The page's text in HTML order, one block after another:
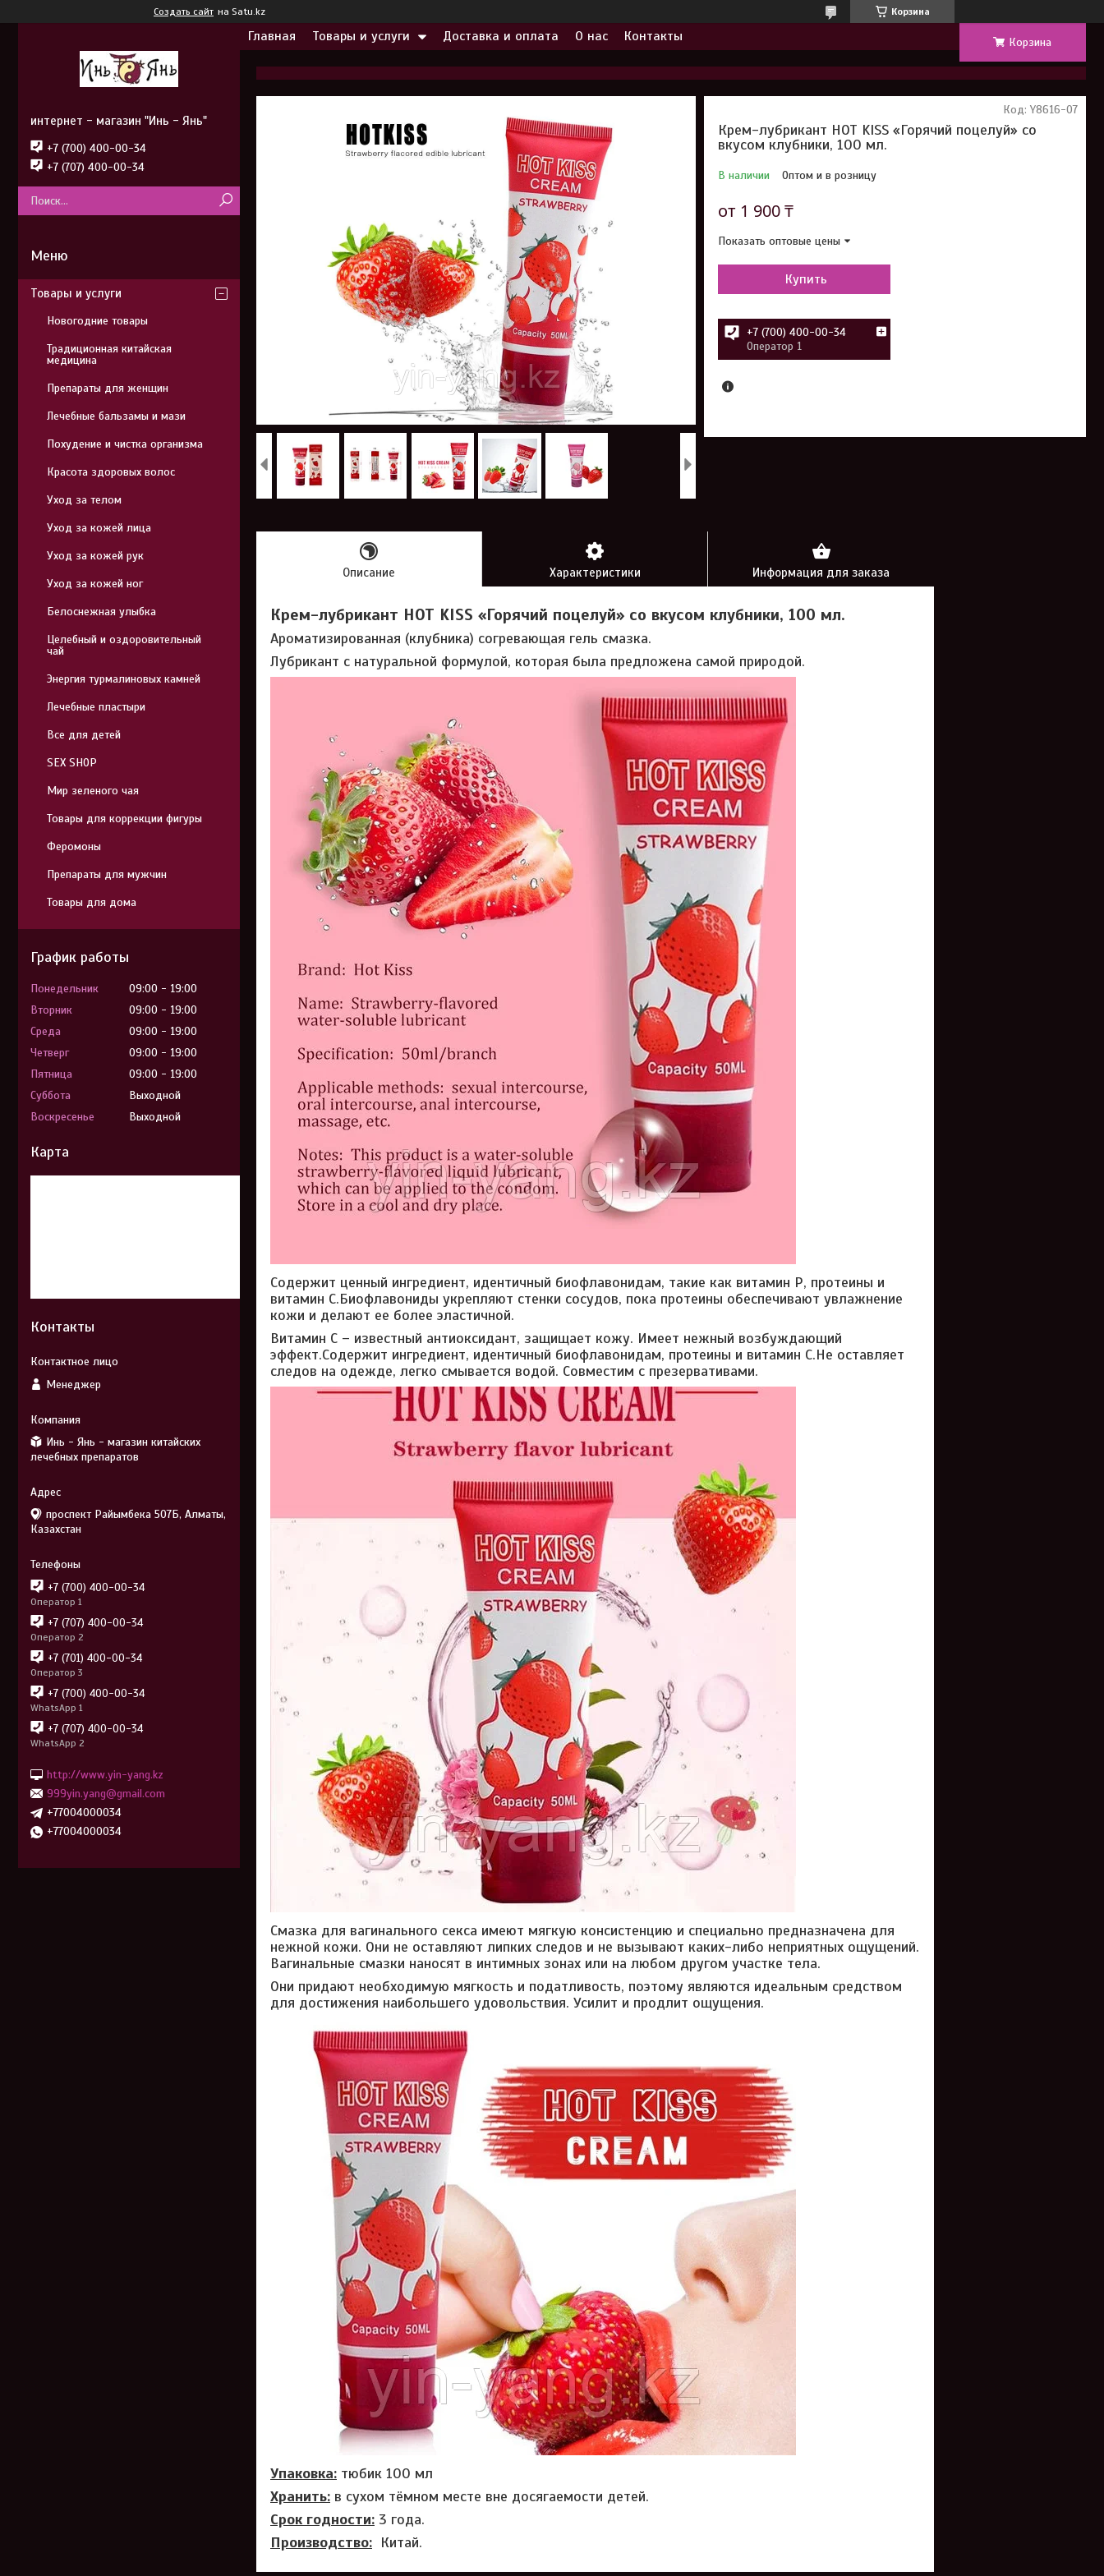
Создать сайт на Satu.kz Корзина
Главная Товары и услуги Доставка и оплата О нас Контакты Корзина
Крем-лубрикант HOT KISS «Горячий поцелуй» со
вкусом клубники, 100 мл.
В наличии Оптом и в розницу
Код: Y8616-07
от 1 900 ₸
Показать оптовые цены
Купить
+7 (700) 400-00-34
Оператор 1
Описание Характеристики Информация для заказа
Крем-лубрикант HOT KISS «Горячий поцелуй» со вкусом клубники, 100 мл.
Ароматизированная (клубника) согревающая гель смазка.
Лубрикант с натуральной формулой, которая была предложена самой природой.
Содержит ценный ингредиент, идентичный биофлавонидам, такие как витамин Р, протеины и
витамин С.Биофлавониды укрепляют стенки сосудов, пока протеины обеспечивают увлажнение
кожи и делают ее более эластичной.
Витамин С – известный антиоксидант, защищает кожу. Имеет нежный возбуждающий
эффект.Содержит ингредиент, идентичный биофлавонидам, протеины и витамин С.Не оставляет
следов на одежде, легко смывается водой. Совместим с презервативами.
Смазка для вагинального секса имеют мягкую консистенцию и специально предназначена для
нежной кожи. Они не оставляют липких следов и не вызывают каких-либо неприятных ощущений.
Вагинальные смазки наносят в интимных зонах или на любом другом участке тела.
Они придают необходимую мягкость и податливость, поэтому являются идеальным средством
для достижения наибольшего удовольствия. Усилит и продлит ощущения.
Упаковка: тюбик 100 мл
Хранить: в сухом тёмном месте вне досягаемости детей.
Срок годности: 3 года.
Производство: Китай.
интернет - магазин "Инь - Янь"
+7 (700) 400-00-34
+7 (707) 400-00-34
Товары и услуги
Новогодние товары
Традиционная китайская
медицина
Препараты для женщин
Лечебные бальзамы и мази
Похудение и чистка организма
Красота здоровых волос
Уход за телом
Уход за кожей лица
Уход за кожей рук
Уход за кожей ног
Белоснежная улыбка
Целебный и оздоровительный
чай
Энергия турмалиновых камней
Лечебные пластыри
Все для детей
SEX SHOP
Мир зеленого чая
Товары для коррекции фигуры
Феромоны
Препараты для мужчин
Товары для дома
График работы
Понедельник 09:00
19:00
Вторник
09:00
19:00
Среда
09:00
19:00
Четверг
09:00
19:00
Пятница
09:00
19:00
Суббота
Выходной
Воскресенье
Выходной
Карта
Контакты
Менеджер
Инь - Янь - магазин китайских
лечебных препаратов
проспект Райымбека 507Б, Алматы,
Казахстан
+7 (700) 400-00-34
Оператор 1
+7 (707) 400-00-34
Оператор 2
+7 (701) 400-00-34
Оператор 3
+7 (700) 400-00-34
WhatsApp 1
+7 (707) 400-00-34
WhatsApp 2
http://www.yin-yang.kz
999yin.yang@gmail.com
+77004000034
+77004000034